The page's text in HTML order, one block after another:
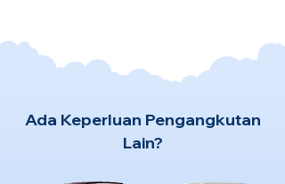
Ada Keperluan Pengangkutan
Lain?